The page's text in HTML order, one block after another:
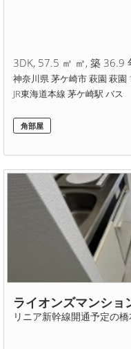
3DK, 57.5 ㎡ ㎡, 築 36.9
神奈川県 茅ケ崎市 萩園 萩園
JR東海道本線 茅ケ崎駅 バス
角部屋
ライオンズマンショ
リニア新幹線開通予定の